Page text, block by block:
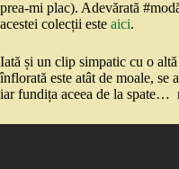
prea-mi plac). Adevărată
acestei colecții este aici.
Iată și un clip simpatic cu o
înflorată este atât de moale, se
iar fundița aceea de la spate…